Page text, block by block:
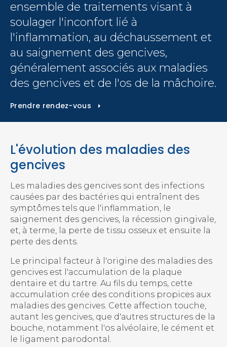
ensemble de traitements visant à
soulager l'inconfort lié à
l'inflammation, au déchaussement et
au saignement des gencives,
généralement associés aux maladies
des gencives et de l'os de la mâchoire.
Prendre rendez-vous
L'évolution des maladies des
gencives
Les maladies des gencives sont des infections
causées par des bactéries qui entraînent des
symptômes tels que l'inflammation, le
saignement des gencives, la récession gingivale,
et, à terme, la perte de tissu osseux et ensuite la
perte des dents.
Le principal facteur à l'origine des maladies des
gencives est l'accumulation de la plaque
dentaire et du tartre. Au fils du temps, cette
accumulation crée des conditions propices aux
maladies des gencives. Cette affection touche,
autant les gencives, que d'autres structures de la
bouche, notamment l'os alvéolaire, le cément et
le ligament parodontal.